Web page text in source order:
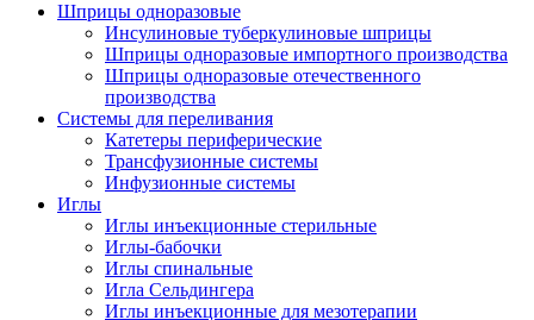
Шприцы одноразовые
Инсулиновые туберкулиновые шприцы
Шприцы одноразовые импортного производства
Шприцы одноразовые отечественного
производства
Системы для переливания
Катетеры периферические
Трансфузионные системы
Инфузионные системы
Иглы
Иглы инъекционные стерильные
Иглы-бабочки
Иглы спинальные
Игла Сельдингера
Иглы инъекционные для мезотерапии